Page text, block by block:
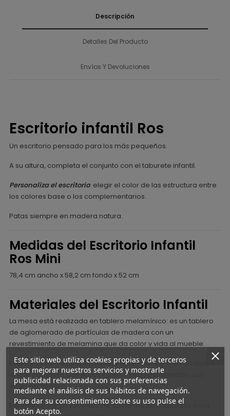
Descripción
Detalles Del Producto
Envíos Y Devoluciones
Escritorio infantil Ros
Un escritorio pensado para los más pequeños.
A su altura, completa el conjunto con el taburete infantil.
Personaliza el escritorio: elegir el color de las estructura entre
los colores base o los complementarios.
Patas siempre en madera natura.
Medidas del Escritorio Infantil
Ros Mini
78,4 cm ancho x 58,2 cm fondo x 52 cm
Materiales del Escritorio Infantil
La mesa está realizada en tablero melamínico: es un tablero
de aglomerado de partículas de madera con un
revestimiento de melamina que da color y vida al mueble.
Esta melamina es papel masa que se impregna en el tablero
lo que garantiza que el color permanezca inalterable a lo
largo del tiempo.
Permite una gran variedad de opciones de acabados para
Este sitio web utiliza cookies propias y de terceros
para mejorar nuestros servicios y mostrarle
publicidad relacionada con sus preferencias
mediante el análisis de sus hábitos de navegación.
Para dar su consentimiento sobre su uso pulse el
botón Acepto.